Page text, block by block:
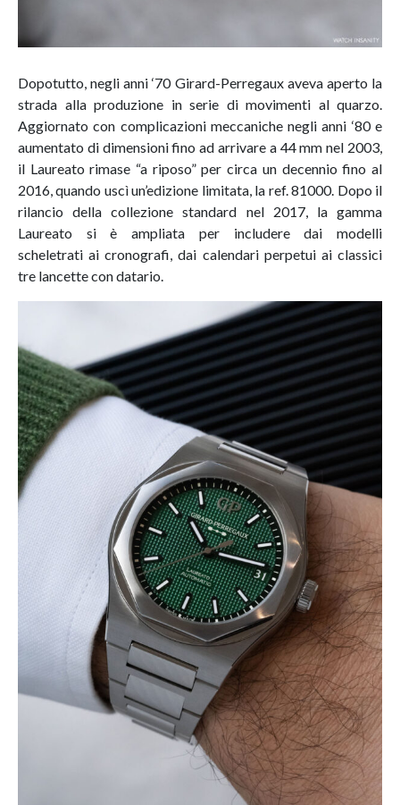
Dopotutto, negli anni ‘70 Girard-Perregaux aveva aperto la
strada alla produzione in serie di movimenti al quarzo.
Aggiornato con complicazioni meccaniche negli anni ‘80 e
aumentato di dimensioni fino ad arrivare a 44 mm nel 2003,
il Laureato rimase “a riposo” per circa un decennio fino al
2016, quando uscì un’edizione limitata, la ref. 81000. Dopo il
rilancio della collezione standard nel 2017, la gamma
Laureato si è ampliata per includere dai modelli
scheletrati ai cronografi, dai calendari perpetui ai classici
tre lancette con datario.